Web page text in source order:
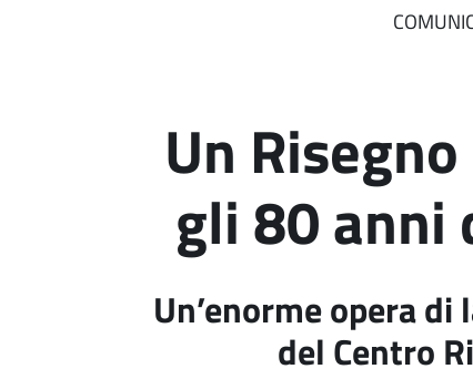
Un
gli 80 anni
Un’enorme opera
del Centro